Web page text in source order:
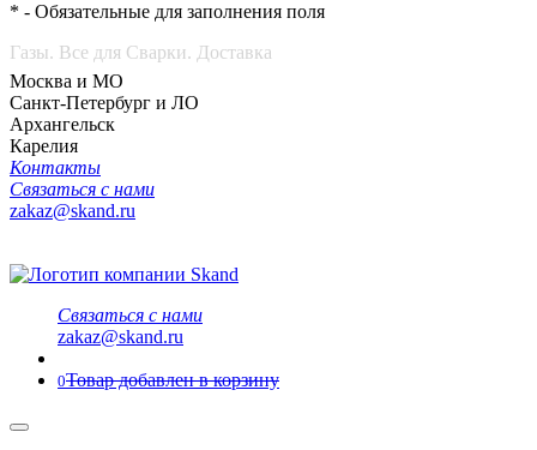
* - Обязательные для заполнения поля
Газы. Все для Сварки. Доставка
Москва и МО
Санкт-Петербург и ЛО
Архангельск
Карелия
Контакты
Связаться с нами
zakaz@skand.ru
Связаться с нами
zakaz@skand.ru
0Товар добавлен в корзину